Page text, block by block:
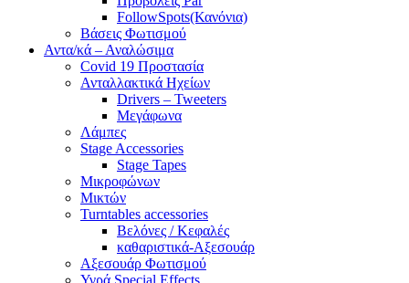
FollowSpots(Κανόνια)
Βάσεις Φωτισμού
Αντα/κά – Αναλώσιμα
Covid 19 Προστασία
Ανταλλακτικά Ηχείων
Drivers – Tweeters
Μεγάφωνα
Λάμπες
Stage Accessories
Stage Tapes
Μικροφώνων
Μικτών
Turntables accessories
Βελόνες / Κεφαλές
καθαριστικά-Αξεσουάρ
Αξεσουάρ Φωτισμού
Υγρά Special Effects